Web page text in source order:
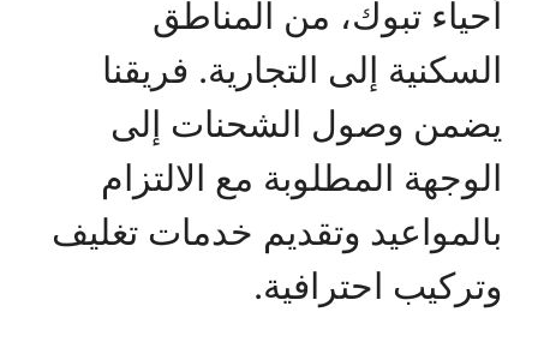
أحياء تبوك، من المناطق
السكنية إلى التجارية. فريقنا
يضمن وصول الشحنات إلى
الوجهة المطلوبة مع الالتزام
بالمواعيد وتقديم خدمات تغليف
وتركيب احترافية.